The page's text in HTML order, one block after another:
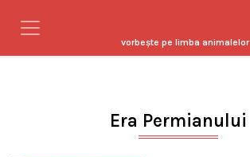
vorbeşte pe limba animalelor
Era Permianului